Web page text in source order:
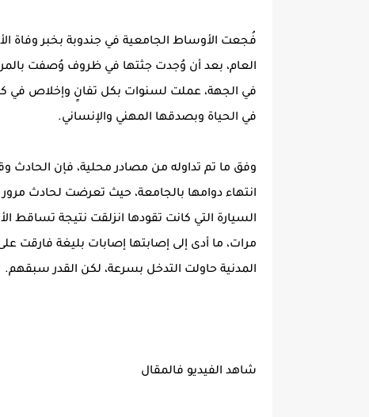
فُجعت الأوساط الجامعية في جندوبة بخبر وفاة
العام، بعد أن وُجدت جثتها في ظروف وُصفت
في الجهة، عملت لسنوات بكل تفانٍ وإخلاص في
في الحياة وبصدقها المهني والإنساني.
وفق ما تم تداوله من مصادر محلية، فإن الحادث
انتهاء دوامها بالجامعة، حيث تعرضت لحادث
السيارة التي كانت تقودها انزلقت نتيجة تساقط
مرات، ما أدى إلى إصابتها إصابات بليغة فارقت
المدنية حاولت التدخل بسرعة، لكن القدر سبقهم.
شاهد الفيديو فالمقال